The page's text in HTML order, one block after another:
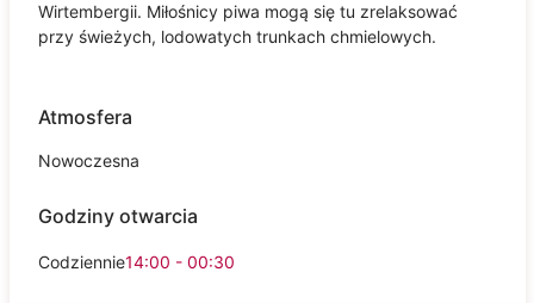
Wirtembergii. Miłośnicy piwa mogą się tu zrelaksować
przy świeżych, lodowatych trunkach chmielowych.
Atmosfera
Nowoczesna
Godziny otwarcia
Codziennie14:00 - 00:30